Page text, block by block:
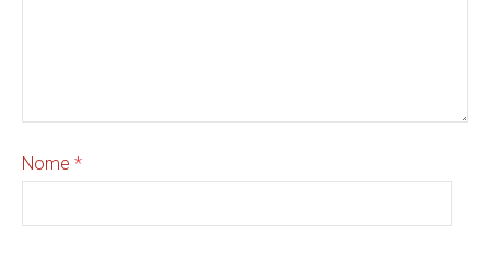
Nome *